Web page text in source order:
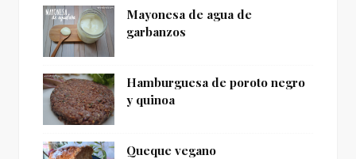
Mayonesa de agua de
garbanzos
Hamburguesa de poroto negro
y quinoa
Queque vegano